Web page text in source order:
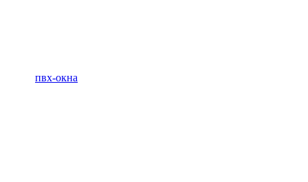
пвх-окна